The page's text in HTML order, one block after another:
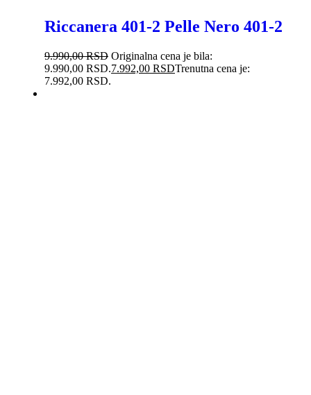
Riccanera 401-2 Pelle Nero 401-2
9.990,00RSD Originalna cena je bila:
9.990,00 RSD.7.992,00 RSDTrenutna cena je:
7.992,00 RSD.